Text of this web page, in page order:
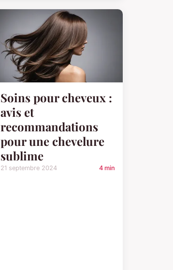
Soins pour cheveux :
avis et
recommandations
pour une chevelure
sublime
21 septembre 2024 4 min